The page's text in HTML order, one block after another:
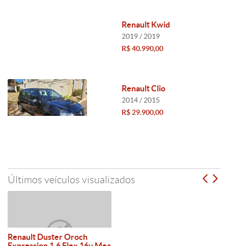
Renault Kwid
2019 / 2019
R$ 40.990,00
Renault Clio
2014 / 2015
R$ 29.900,00
Últimos veículos visualizados
Renault Duster Oroch